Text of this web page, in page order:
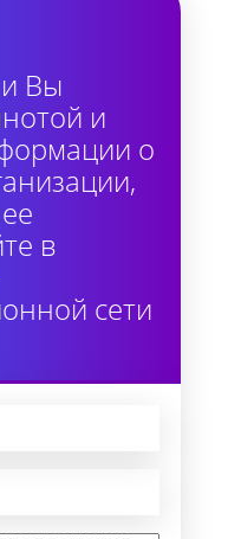
Вы
и
о
в
сети